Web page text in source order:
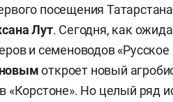
посещения
Лут. Сегодня, как
и семеноводов «Русское
откроет новый
«Корстоне». Но целый ряд